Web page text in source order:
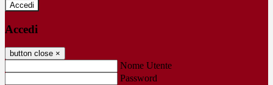
Accedi
Accedi
button close ×
Nome Utente
Password